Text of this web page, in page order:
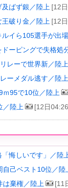
ばず銀／陸上 [12
破り金／陸上 [12
イら105選手が出場
ーピングで失格処
レーで世界新／陸上
ーメダル逃す／陸上
ｍ95で10位／陸上
／陸上 [12日
悔しいです」／陸
自己ベスト10位／陸
は棄権／陸上 [11